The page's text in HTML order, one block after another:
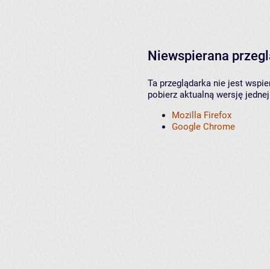
Niewspierana
Ta przeglądarka nie jest
pobierz aktualną wersję
Mozilla Firefox
Google Chrome